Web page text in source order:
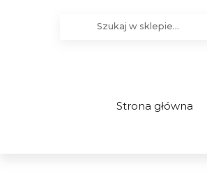
Strona główna